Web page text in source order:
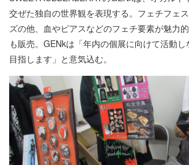
交ぜた独自の世界観を表現する。フェチフェ
ズの他、血やピアスなどのフェチ要素が魅力
も販売。GENkは「年内の個展に向けて活動
目指します」と意気込む。